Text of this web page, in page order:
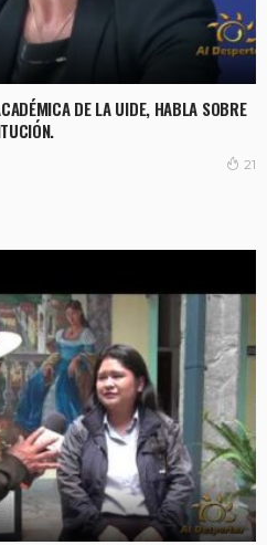
DE LA UIDE, HABLA SOBRE
21